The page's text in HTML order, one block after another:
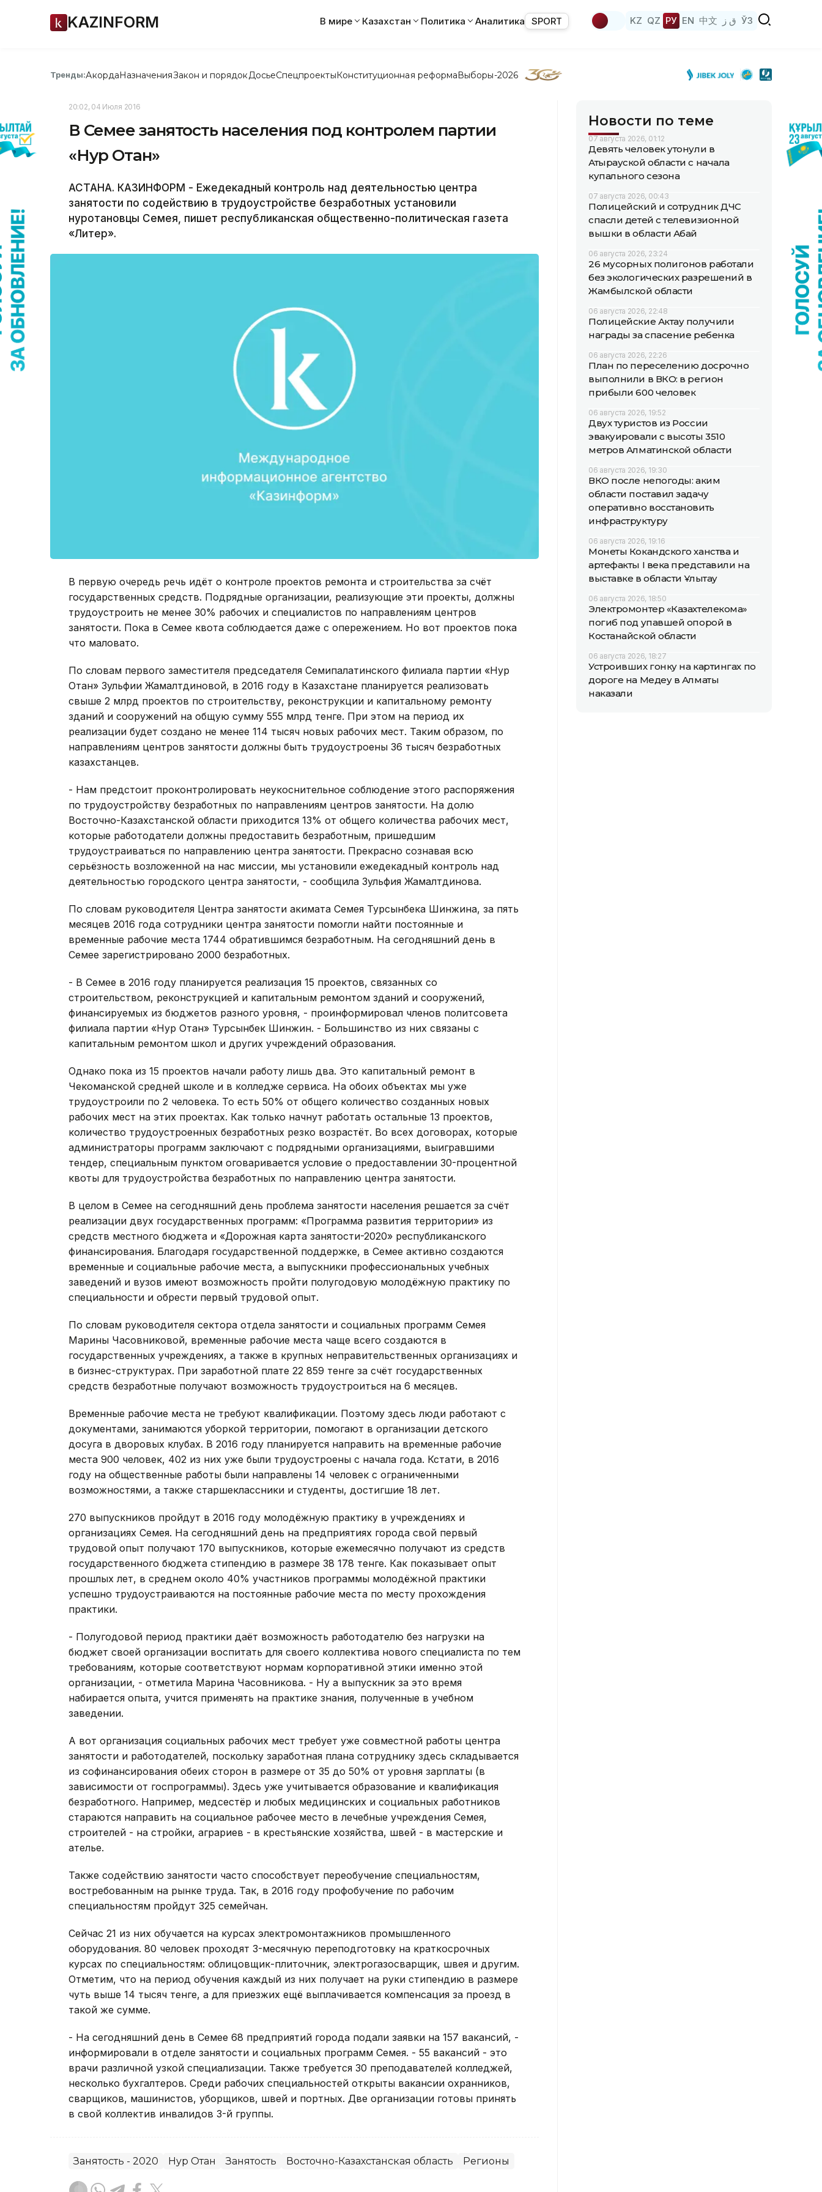
KAZINFORM В мире Казахстан Политика Аналитика SPORT KZ QZ РУ EN 中文 ق ز ЎЗ
Тренды:АкордаНазначенияЗакон и порядок ДосьеСпецпроектыКонституционная реформаВыборы-2026
20:02, 04 Июля 2016
В Семее занятость населения под контролем партии
«Нур Отан»
АСТАНА. КАЗИНФОРМ - Ежедекадный контроль над деятельностью центра
занятости по содействию в трудоустройстве безработных установили
нуротановцы Семея, пишет республиканская общественно-политическая газета
«Литер».
В первую очередь речь идёт о контроле проектов ремонта и строительства за счёт
государственных средств. Подрядные организации, реализующие эти проекты, должны
трудоустроить не менее 30% рабочих и специалистов по направлениям центров
занятости. Пока в Семее квота соблюдается даже с опережением. Но вот проектов пока
что маловато.
По словам первого заместителя председателя Семипалатинского филиала партии «Нур
Отан» Зульфии Жамалтдиновой, в 2016 году в Казахстане планируется реализовать
свыше 2 млрд проектов по строительству, реконструкции и капитальному ремонту
зданий и сооружений на общую сумму 555 млрд тенге. При этом на период их
реализации будет создано не менее 114 тысяч новых рабочих мест. Таким образом, по
направлениям центров занятости должны быть трудоустроены 36 тысяч безработных
казахстанцев.
- Нам предстоит проконтролировать неукоснительное соблюдение этого распоряжения
по трудоустройству безработных по направлениям центров занятости. На долю
Восточно-Казахстанской области приходится 13% от общего количества рабочих мест,
которые работодатели должны предоставить безработным, пришедшим
трудоустраиваться по направлению центра занятости. Прекрасно сознавая всю
серьёзность возложенной на нас миссии, мы установили ежедекадный контроль над
деятельностью городского центра занятости, - сообщила Зульфия Жамалтдинова.
По словам руководителя Центра занятости акимата Семея Турсынбека Шинжина, за пять
месяцев 2016 года сотрудники центра занятости помогли найти постоянные и
временные рабочие места 1744 обратившимся безработным. На сегодняшний день в
Семее зарегистрировано 2000 безработных.
- В Семее в 2016 году планируется реализация 15 проектов, связанных со
строительством, реконструкцией и капитальным ремонтом зданий и сооружений,
финансируемых из бюджетов разного уровня, - проинформировал членов политсовета
филиала партии «Нур Отан» Турсынбек Шинжин. - Большинство из них связаны с
капитальным ремонтом школ и других учреждений образования.
Однако пока из 15 проектов начали работу лишь два. Это капитальный ремонт в
Чекоманской средней школе и в колледже сервиса. На обоих объектах мы уже
трудоустроили по 2 человека. То есть 50% от общего количество созданных новых
рабочих мест на этих проектах. Как только начнут работать остальные 13 проектов,
количество трудоустроенных безработных резко возрастёт. Во всех договорах, которые
администраторы программ заключают с подрядными организациями, выигравшими
тендер, специальным пунктом оговаривается условие о предоставлении 30-процентной
квоты для трудоустройства безработных по направлению центра занятости.
В целом в Семее на сегодняшний день проблема занятости населения решается за счёт
реализации двух государственных программ: «Программа развития территории» из
средств местного бюджета и «Дорожная карта занятости-2020» республиканского
финансирования. Благодаря государственной поддержке, в Семее активно создаются
временные и социальные рабочие места, а выпускники профессиональных учебных
заведений и вузов имеют возможность пройти полугодовую молодёжную практику по
специальности и обрести первый трудовой опыт.
По словам руководителя сектора отдела занятости и социальных программ Семея
Марины Часовниковой, временные рабочие места чаще всего создаются в
государственных учреждениях, а также в крупных неправительственных организациях и
в бизнес-структурах. При заработной плате 22 859 тенге за счёт государственных
средств безработные получают возможность трудоустроиться на 6 месяцев.
Временные рабочие места не требуют квалификации. Поэтому здесь люди работают с
документами, занимаются уборкой территории, помогают в организации детского
досуга в дворовых клубах. В 2016 году планируется направить на временные рабочие
места 900 человек, 402 из них уже были трудоустроены с начала года. Кстати, в 2016
году на общественные работы были направлены 14 человек с ограниченными
возможностями, а также старшеклассники и студенты, достигшие 18 лет.
270 выпускников пройдут в 2016 году молодёжную практику в учреждениях и
организациях Семея. На сегодняшний день на предприятиях города свой первый
трудовой опыт получают 170 выпускников, которые ежемесячно получают из средств
государственного бюджета стипендию в размере 38 178 тенге. Как показывает опыт
прошлых лет, в среднем около 40% участников программы молодёжной практики
успешно трудоустраиваются на постоянные рабочие места по месту прохождения
практики.
- Полугодовой период практики даёт возможность работодателю без нагрузки на
бюджет своей организации воспитать для своего коллектива нового специалиста по тем
требованиям, которые соответствуют нормам корпоративной этики именно этой
организации, - отметила Марина Часовникова. - Ну а выпускник за это время
набирается опыта, учится применять на практике знания, полученные в учебном
заведении.
А вот организация социальных рабочих мест требует уже совместной работы центра
занятости и работодателей, поскольку заработная плана сотруднику здесь складывается
из софинансирования обеих сторон в размере от 35 до 50% от уровня зарплаты (в
зависимости от госпрограммы). Здесь уже учитывается образование и квалификация
безработного. Например, медсестёр и любых медицинских и социальных работников
стараются направить на социальное рабочее место в лечебные учреждения Семея,
строителей - на стройки, аграриев - в крестьянские хозяйства, швей - в мастерские и
ателье.
Также содействию занятости часто способствует переобучение специальностям,
востребованным на рынке труда. Так, в 2016 году профобучение по рабочим
специальностям пройдут 325 семейчан.
Сейчас 21 из них обучается на курсах электромонтажников промышленного
оборудования. 80 человек проходят 3-месячную переподготовку на краткосрочных
курсах по специальностям: облицовщик-плиточник, электрогазосварщик, швея и другим.
Отметим, что на период обучения каждый из них получает на руки стипендию в размере
чуть выше 14 тысяч тенге, а для приезжих ещё выплачивается компенсация за проезд в
такой же сумме.
- На сегодняшний день в Семее 68 предприятий города подали заявки на 157 вакансий, -
информировали в отделе занятости и социальных программ Семея. - 55 вакансий - это
врачи различной узкой специализации. Также требуется 30 преподавателей колледжей,
несколько бухгалтеров. Среди рабочих специальностей открыты вакансии охранников,
сварщиков, машинистов, уборщиков, швей и портных. Две организации готовы принять
в свой коллектив инвалидов 3-й группы.
Занятость - 2020 Нур Отан Занятость Восточно-Казахстанская область Регионы
Новости по теме
07 августа 2026, 01:12
Девять человек утонули в
Атырауской области с начала
купального сезона
07 августа 2026, 00:43
Полицейский и сотрудник ДЧС
спасли детей с телевизионной
вышки в области Абай
06 августа 2026, 23:24
26 мусорных полигонов работали
без экологических разрешений в
Жамбылской области
06 августа 2026, 22:48
Полицейские Актау получили
награды за спасение ребенка
06 августа 2026, 22:26
План по переселению досрочно
выполнили в ВКО: в регион
прибыли 600 человек
06 августа 2026, 19:52
Двух туристов из России
эвакуировали с высоты 3510
метров Алматинской области
06 августа 2026, 19:30
ВКО после непогоды: аким
области поставил задачу
оперативно восстановить
инфраструктуру
06 августа 2026, 19:16
Монеты Кокандского ханства и
артефакты I века представили на
выставке в области Ұлытау
06 августа 2026, 18:50
Электромонтер «Казахтелекома»
погиб под упавшей опорой в
Костанайской области
06 августа 2026, 18:27
Устроивших гонку на картингах по
дороге на Медеу в Алматы
наказали